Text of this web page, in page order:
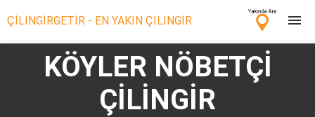
ÇİLİNGİRGETİR - EN YAKIN ÇİLİNGİR
Çilingir Ara
Çilingir misin? Bize Katıl!
KÖYLER NÖBETÇİ
ÇİLİNGİR